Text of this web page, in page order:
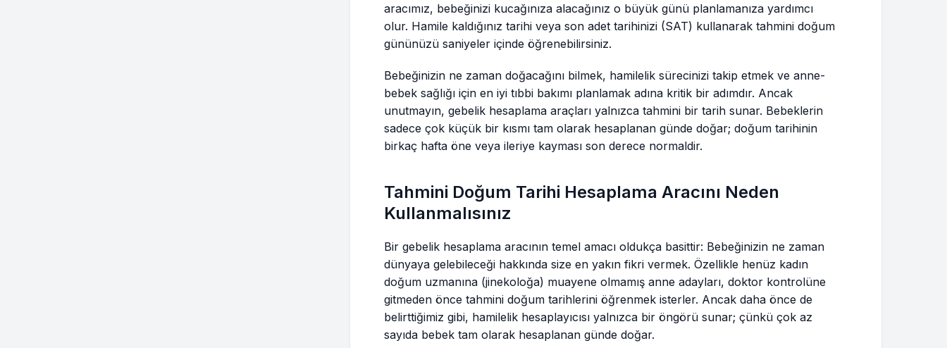
aracımız, bebeğinizi kucağınıza alacağınız o büyük günü planlamanıza yardımcı
olur. Hamile kaldığınız tarihi veya son adet tarihinizi (SAT) kullanarak tahmini doğum
gününüzü saniyeler içinde öğrenebilirsiniz.
Bebeğinizin ne zaman doğacağını bilmek, hamilelik sürecinizi takip etmek ve anne-
bebek sağlığı için en iyi tıbbi bakımı planlamak adına kritik bir adımdır. Ancak
unutmayın, gebelik hesaplama araçları yalnızca tahmini bir tarih sunar. Bebeklerin
sadece çok küçük bir kısmı tam olarak hesaplanan günde doğar; doğum tarihinin
birkaç hafta öne veya ileriye kayması son derece normaldir.
Tahmini Doğum Tarihi Hesaplama Aracını Neden
Kullanmalısınız
Bir gebelik hesaplama aracının temel amacı oldukça basittir: Bebeğinizin ne zaman
dünyaya gelebileceği hakkında size en yakın fikri vermek. Özellikle henüz kadın
doğum uzmanına (jinekoloğa) muayene olmamış anne adayları, doktor kontrolüne
gitmeden önce tahmini doğum tarihlerini öğrenmek isterler. Ancak daha önce de
belirttiğimiz gibi, hamilelik hesaplayıcısı yalnızca bir öngörü sunar; çünkü çok az
sayıda bebek tam olarak hesaplanan günde doğar.